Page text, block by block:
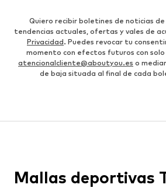
Quiero recibir boletines de noticias de
tendencias actuales, ofertas y vales de
Privacidad. Puedes revocar tu
momento con efectos futuros con solo
atencionalcliente@aboutyou.es o
de baja situada al final de cada
Mallas deportivas